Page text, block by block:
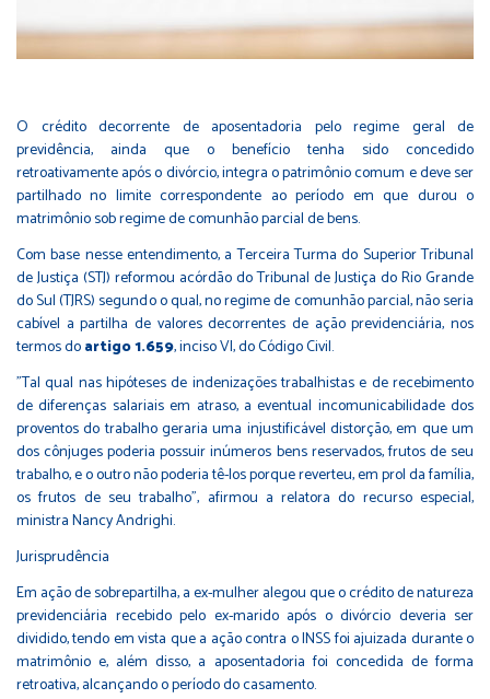
O crédito decorrente de aposentadoria pelo regime geral de
previdência, ainda que o benefício tenha sido concedido
retroativamente após o divórcio, integra o patrimônio comum e deve ser
partilhado no limite correspondente ao período em que durou o
matrimônio sob regime de comunhão parcial de bens.
Com base nesse entendimento, a Terceira Turma do Superior Tribunal
de Justiça (STJ) reformou acórdão do Tribunal de Justiça do Rio Grande
do Sul (TJRS) segundo o qual, no regime de comunhão parcial, não seria
cabível a partilha de valores decorrentes de ação previdenciária, nos
termos doartigo 1.659, inciso VI, do Código Civil.
"Tal qual nas hipóteses de indenizações trabalhistas e de recebimento
de diferenças salariais em atraso, a eventual incomunicabilidade dos
proventos do trabalho geraria uma injustificável distorção, em que um
dos cônjuges poderia possuir inúmeros bens reservados, frutos de seu
trabalho, e o outro não poderia tê-los porque reverteu, em prol da família,
os frutos de seu trabalho", afirmou a relatora do recurso especial,
ministra Nancy Andrighi.
Jurisprud​ência
Em ação de sobrepartilha, a ex-mulher alegou que o crédito de natureza
previdenciária recebido pelo ex-marido após o divórcio deveria ser
dividido, tendo em vista que a ação contra o INSS foi ajuizada durante o
matrimônio e, além disso, a aposentadoria foi concedida de forma
retroativa, alcançando o período do casamento.